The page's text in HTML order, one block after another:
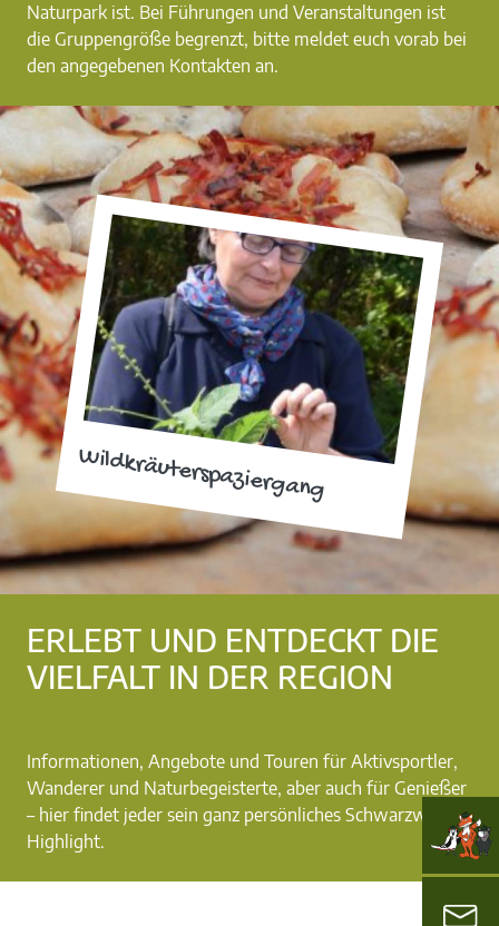
Wildkräuterspaziergang
Naturpark ist. Bei Führungen und Veranstaltungen ist
die Gruppengröße begrenzt, bitte meldet euch vorab bei
den angegebenen Kontakten an.
ERLEBT UND ENTDECKT DIE
VIELFALT IN DER REGION
Informationen, Angebote und Touren für Aktivsportler,
Wanderer und Naturbegeisterte, aber auch für Genießer
– hier findet jeder sein ganz persönliches Schwarzwald-
Highlight.